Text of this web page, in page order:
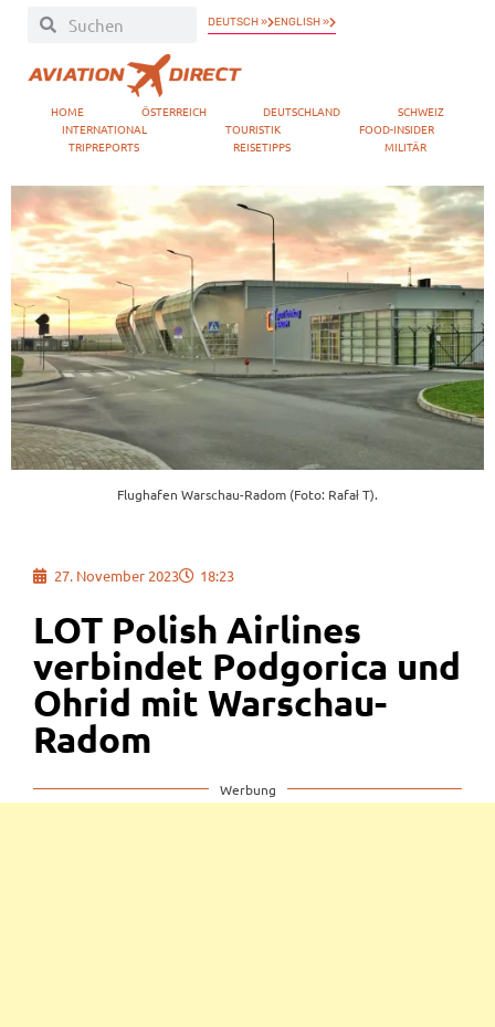
DEUTSCH » ENGLISH »
HOME ÖSTERREICH DEUTSCHLAND
SCHWEIZ
INTERNATIONAL
TOURISTIK
FOOD-INSIDER
TRIPREPORTS
REISETIPPS MILITÄR
Flughafen Warschau-Radom (Foto: Rafał T).
27. November 2023 18:23
LOT Polish Airlines
verbindet Podgorica und
Ohrid mit Warschau-
Radom
Werbung